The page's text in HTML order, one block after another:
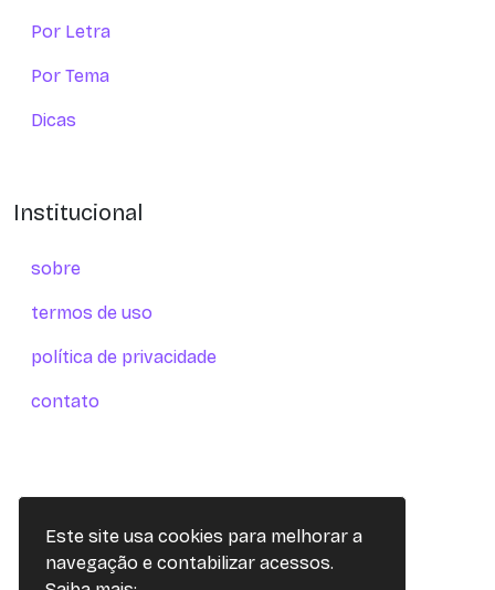
Este site usa cookies para melhorar a
navegação e contabilizar acessos.
Por Letra
Por Tema
Dicas
Institucional
sobre
termos de uso
política de privacidade
contato